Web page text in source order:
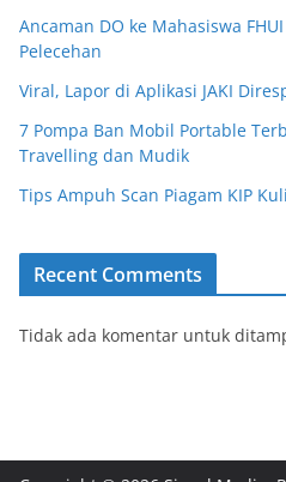
Ancaman DO ke Mahasiswa
Pelecehan
Viral, Lapor di Aplikasi JAKI
7 Pompa Ban Mobil Portable
Travelling dan Mudik
Tips Ampuh Scan Piagam KIP
Recent Comments
Tidak ada komentar untuk